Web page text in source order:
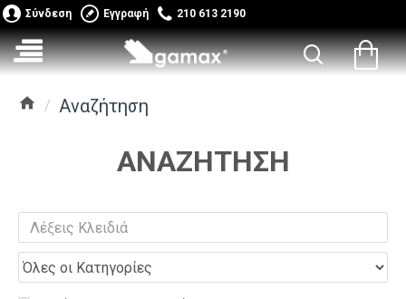
Σύνδεση Εγγραφή 210 613 2190
Αναζήτηση
ΑΝΑΖΉΤΗΣΗ